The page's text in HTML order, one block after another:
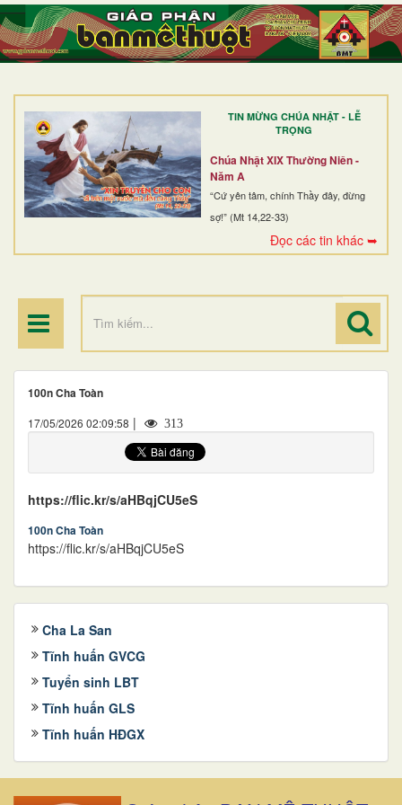
TIN MỪNG CHÚA NHẬT - LỄ
TRỌNG
Chúa Nhật XIX Thường Niên -
Năm A
“Cứ yên tâm, chính Thầy đây, đừng
sợ!” (Mt 14,22-33)
Đọc các tin khác ➥
TRANG NHẤT
GIỚI THIỆU
DÒNG TU
BAN MỤC VỤ
ĐOÀN THỂ CG
100n Cha Toàn
17/05/2026 02:09:58 | 313
https://flic.kr/s/aHBqjCU5eS
100n Cha Toàn
https://flic.kr/s/aHBqjCU5eS
Cha La San
Tĩnh huấn GVCG
Tuyển sinh LBT
Tĩnh huấn GLS
Tĩnh huấn HĐGX